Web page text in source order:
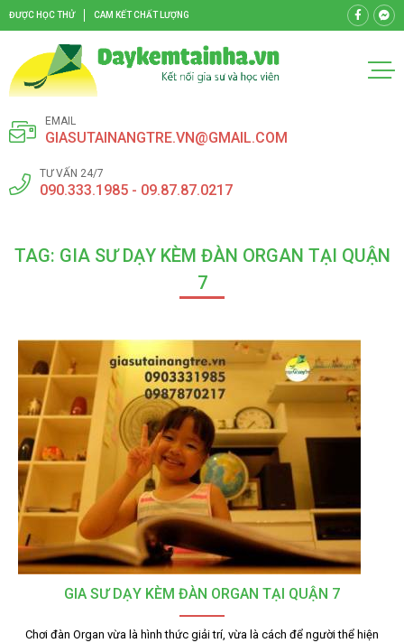
ĐƯỢC HỌC THỬ CAM KẾT CHẤT LƯỢNG
EMAIL
GIASUTAINANGTRE.VN@GMAIL.COM
TƯ VẤN 24/7
090.333.1985 - 09.87.87.0217
TAG: GIA SƯ DẠY KÈM ĐÀN ORGAN TẠI QUẬN
7
GIA SƯ DẠY KÈM ĐÀN ORGAN TẠI QUẬN 7
Chơi đàn Organ vừa là hình thức giải trí, vừa là cách để người thể hiện